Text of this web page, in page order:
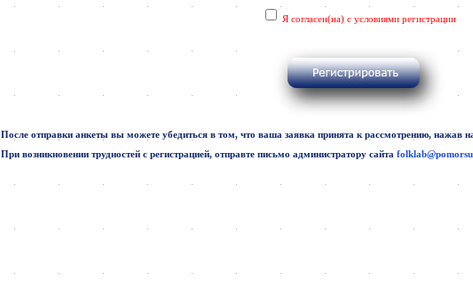
Я согласен(на) с условиями регистрации
После отправки анкеты вы можете убедиться в том, что ваша заявка принята к рассмотрению, нажав
При возникновении трудностей с регистрацией, отправте письмо администратору сайта